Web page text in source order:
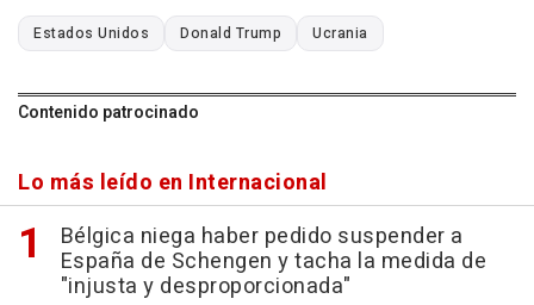
Estados Unidos Donald Trump Ucrania
Contenido patrocinado
Lo más leído en Internacional
Bélgica niega haber pedido suspender a
España de Schengen y tacha la medida de
"injusta y desproporcionada"